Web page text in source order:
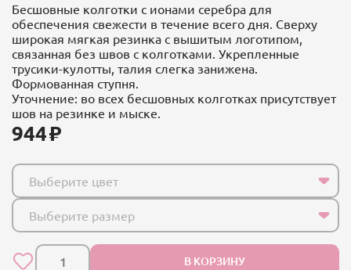
Бесшовные колготки с ионами серебра для
обеспечения свежести в течение всего дня. Сверху
широкая мягкая резинка с вышитым логотипом,
связанная без швов с колготками. Укрепленные
трусики-кулотты, талия слегка занижена.
Формованная ступня.
Уточнение: во всех бесшовных колготках присутствует
шов на резинке и мыске.
944
Выберите цвет
Выберите размер
В КОРЗИНУ